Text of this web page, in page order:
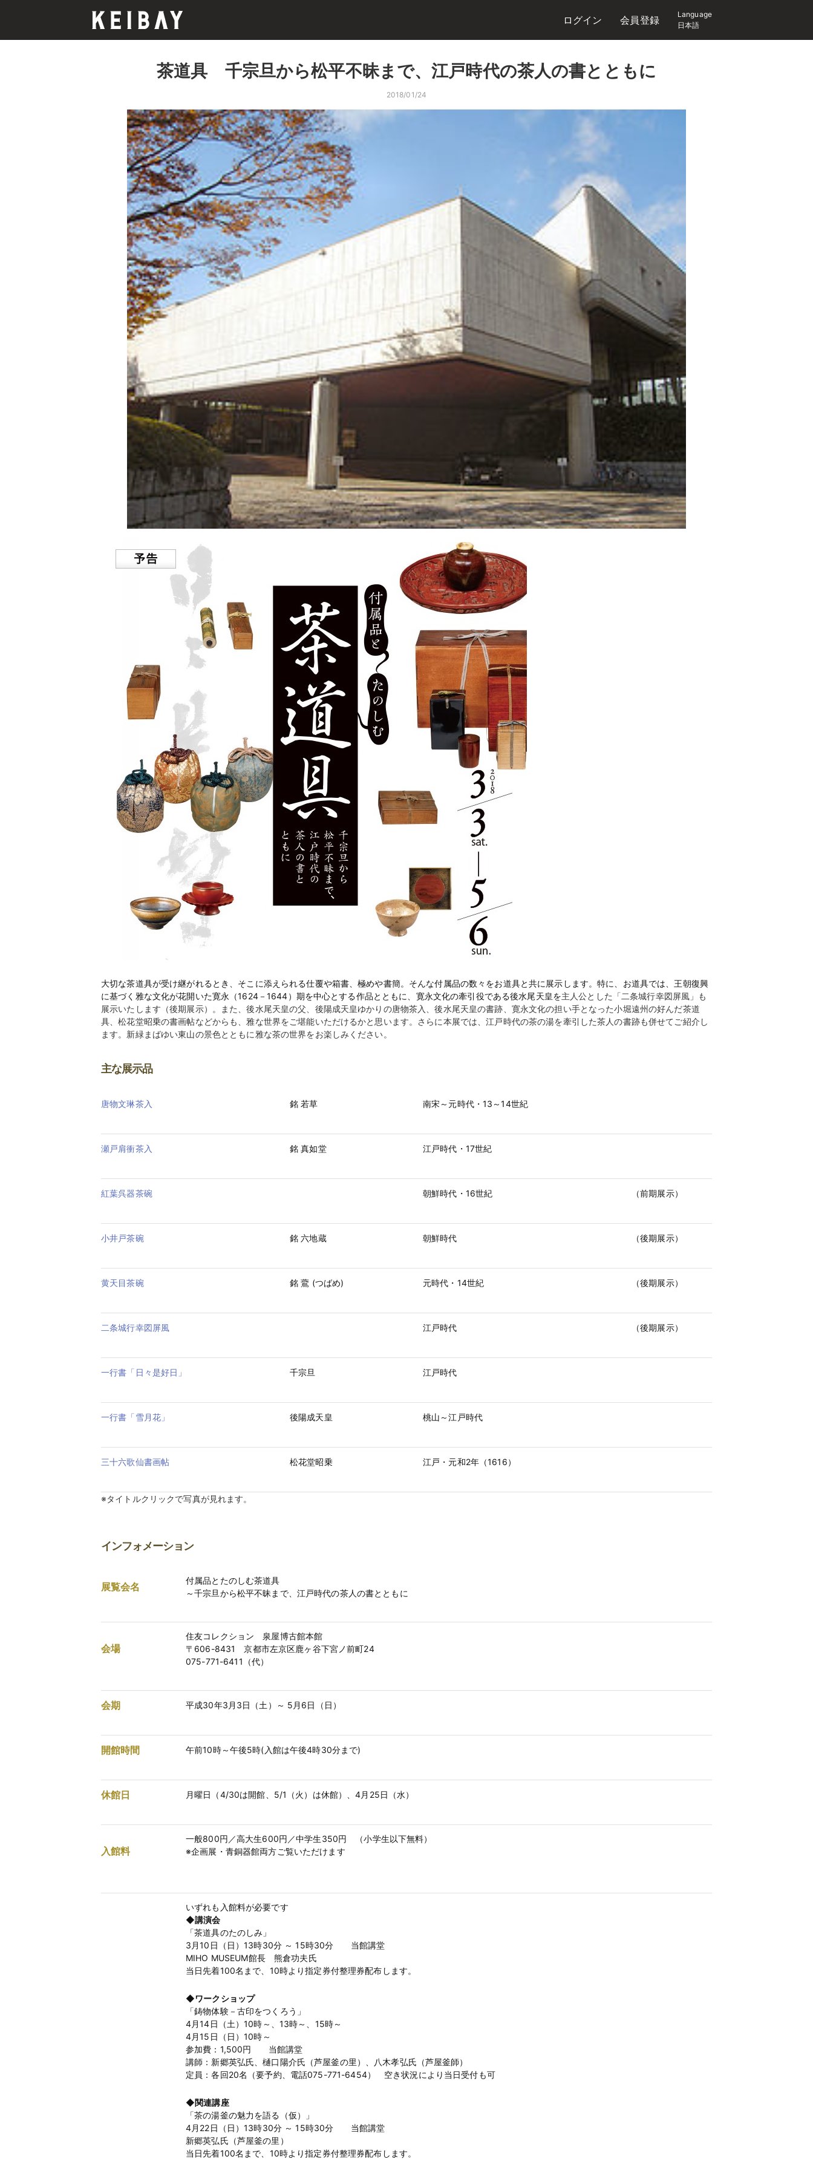
ログイン 会員登録
Language
日本語
茶道具 千宗旦から松平不昧まで、江戸時代の茶人の書とともに
2018/01/24
大切な茶道具が受け継がれるとき、そこに添えられる仕覆や箱書、極めや書簡。そんな付属品の数々をお道具と共に展示します。特に、お道具では、王朝復興
に基づく雅な文化が花開いた寛永（1624－1644）期を中心とする作品とともに、寛永文化の牽引役である後水尾天皇を主人公とした「二条城行幸図屏風」も
展示いたします（後期展示）。また、後水尾天皇の父、後陽成天皇ゆかりの唐物茶入、後水尾天皇の書跡、寛永文化の担い手となった小堀遠州の好んだ茶道
具、松花堂昭乗の書画帖などからも、雅な世界をご堪能いただけるかと思います。さらに本展では、江戸時代の茶の湯を牽引した茶人の書跡も併せてご紹介し
ます。新緑まばゆい東山の景色とともに雅な茶の世界をお楽しみください。
主な展示品
唐物文琳茶入 銘 若草 南宋～元時代・13～14世紀
瀬戸肩衝茶入 銘 真如堂 江戸時代・17世紀
紅葉呉器茶碗 朝鮮時代・16世紀 （前期展示）
小井戸茶碗 銘 六地蔵 朝鮮時代 （後期展示）
黄天目茶碗 銘 鷰 (つばめ) 元時代・14世紀 （後期展示）
二条城行幸図屏風 江戸時代 （後期展示）
一行書「日々是好日」 千宗旦 江戸時代
一行書「雪月花」 後陽成天皇 桃山～江戸時代
三十六歌仙書画帖 松花堂昭乗 江戸・元和2年（1616）
※タイトルクリックで写真が見れます。
インフォメーション
展覧会名
付属品とたのしむ茶道具
～千宗旦から松平不昧まで、江戸時代の茶人の書とともに
会場
住友コレクション 泉屋博古館本館
〒606-8431 京都市左京区鹿ヶ谷下宮ノ前町24
075-771-6411（代）
会期 平成30年3月3日（土）～ 5月6日（日）
開館時間 午前10時～午後5時(入館は午後4時30分まで)
休館日 月曜日（4/30は開館、5/1（火）は休館）、4月25日（水）
入館料
一般800円／高大生600円／中学生350円 （小学生以下無料）
※企画展・青銅器館両方ご覧いただけます
いずれも入館料が必要です
◆講演会
「茶道具のたのしみ」
3月10日（日）13時30分 ～ 15時30分 当館講堂
MIHO MUSEUM館長 熊倉功夫氏
当日先着100名まで、10時より指定券付整理券配布します。
◆ワークショップ
「鋳物体験－古印をつくろう」
4月14日（土）10時～、13時～、15時～
4月15日（日）10時～
参加費：1,500円 当館講堂
講師：新郷英弘氏、樋口陽介氏（芦屋釜の里）、八木孝弘氏（芦屋釜師）
定員：各回20名（要予約、電話075-771-6454） 空き状況により当日受付も可
◆関連講座
「茶の湯釜の魅力を語る（仮）」
4月22日（日）13時30分 ～ 15時30分 当館講堂
新郷英弘氏（芦屋釜の里）
当日先着100名まで、10時より指定券付整理券配布します。